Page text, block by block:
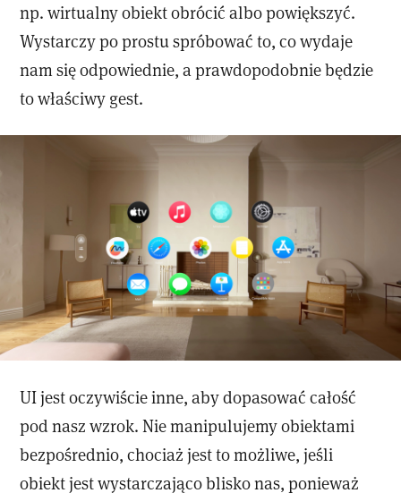
np. wirtualny obiekt obrócić albo powiększyć.
Wystarczy po prostu spróbować to, co wydaje
nam się odpowiednie, a prawdopodobnie będzie
to właściwy gest.
UI jest oczywiście inne, aby dopasować całość
pod nasz wzrok. Nie manipulujemy obiektami
bezpośrednio, chociaż jest to możliwe, jeśli
obiekt jest wystarczająco blisko nas, ponieważ